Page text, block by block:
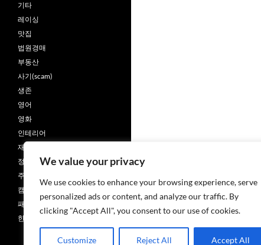
We value your privacy
We use cookies to enhance your browsing experience, serve
personalized ads or content, and analyze our traffic. By
clicking "Accept All", you consent to our use of cookies.
Customize Reject All Accept All
기타
레이싱
맛집
법원경매
부동산
사기(scam)
생존
영어
영화
인테리어
재무회계
정치사회
주택
캠핑카
패션
한글